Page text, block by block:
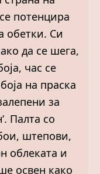
потенцира
обетки. Си
да се шега,
час се
на праска
за
Палта со
штепови,
облеката и
освен како